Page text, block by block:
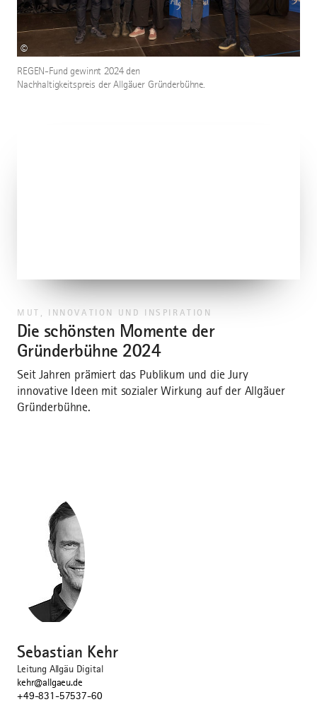
©
REGEN-Fund gewinnt 2024 den
Nachhaltigkeitspreis der Allgäuer Gründerbühne.
MUT, INNOVATION UND INSPIRATION
Die schönsten Momente der
Gründerbühne 2024
Seit Jahren prämiert das Publikum und die Jury
innovative Ideen mit sozialer Wirkung auf der Allgäuer
Gründerbühne.
Sebastian Kehr
Leitung Allgäu Digital
kehr@allgaeu.de
+49-831-57537-60